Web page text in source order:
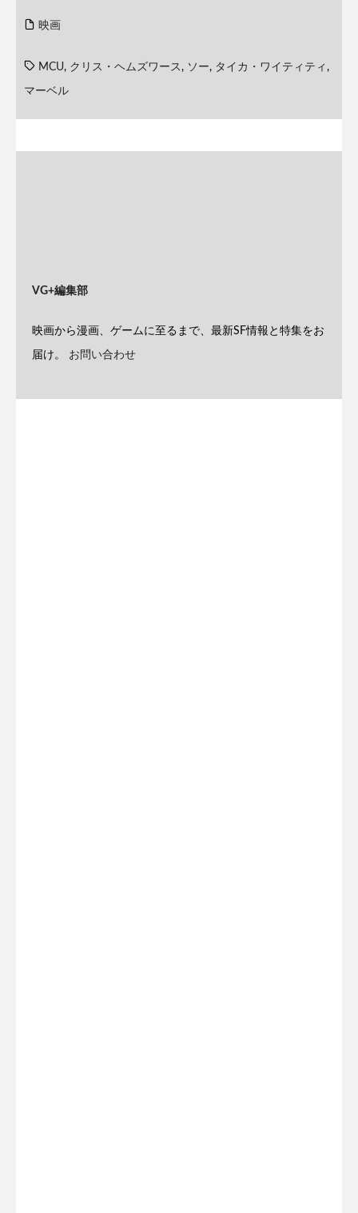
映画
MCU, クリス・ヘムズワース , ソー, タイカ・ワイティティ ,
マーベル
VG+編集部
映画から漫画、ゲームに至るまで、最新SF情報と特集をお
届け。 お問い合わせ